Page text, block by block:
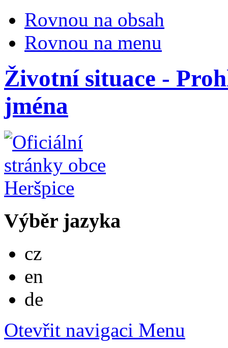
Rovnou na obsah
Rovnou na menu
Životní situace -
jména
Výběr jazyka
cz
en
de
Otevřit navigaci Menu